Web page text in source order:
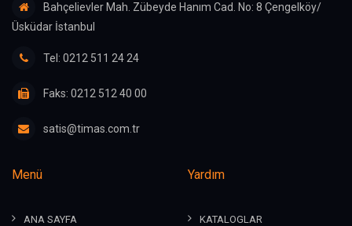
Bahçelievler Mah. Zübeyde Hanım Cad. No: 8 Çengelköy/
Üsküdar İstanbul
Tel: 0212 511 24 24
Faks: 0212 512 40 00
satis@timas.com.tr
Menü
ANA SAYFA
Yardım
KATALOGLAR